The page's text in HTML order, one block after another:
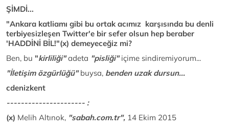
ŞİMDİ...
"Ankara katliamı gibi bu ortak acımız karşısında bu denli
terbiyesizleşen Twitter'e bir sefer olsun hep beraber
'HADDİNİ BİL!"(x) demeyeceğiz mi?
Ben, bu "kirliliği"adeta "pisliği"içime sindiremiyorum...
"İletişim özgürlüğü"buysa, benden uzak dursun...
cdenizkent
---------------------- :
(x) Melih Altınok, "sabah.com.tr", 14 Ekim 2015